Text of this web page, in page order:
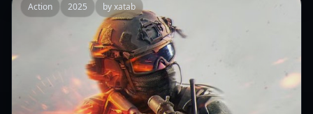
Action 2025 by xatab